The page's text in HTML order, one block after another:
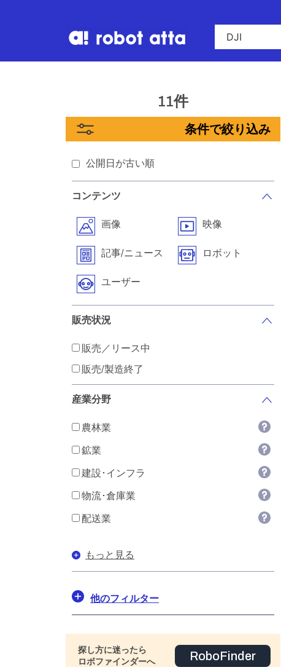
11件
条件で絞り込み
公開日が古い順
コンテンツ
画像 映像
記事/ニュース ロボット
ユーザー
販売状況
販売／リース中
販売/製造終了
産業分野
農林業
鉱業
建設･インフラ
物流･倉庫業
配送業
もっと見る
他のフィルター
探し方に迷ったら
ロボファインダーへ
RoboFinder